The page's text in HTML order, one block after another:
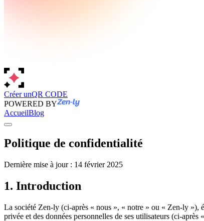
Créer unQR CODE
POWERED BY
AccueilBlog
Politique de confidentialité
Dernière mise à jour : 14 février 2025
1. Introduction
La société Zen-ly (ci-après « nous », « notre » ou « Zen-ly »),
privée et des données personnelles de ses utilisateurs (ci-